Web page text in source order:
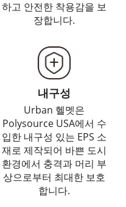
하고 안전한 착용감을 보
장합니다.
내구성
Urban 헬멧은
Polysource USA에서 수
입한 내구성 있는 EPS 소
재로 제작되어 바쁜 도시
환경에서 충격과 머리 부
상으로부터 최대한 보호
합니다.